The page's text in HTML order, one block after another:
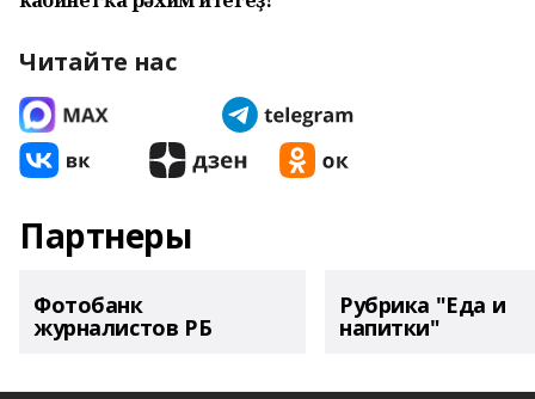
Читайте нас
Партнеры
Фотобанк
журналистов РБ
Рубрика "Еда и
напитки"